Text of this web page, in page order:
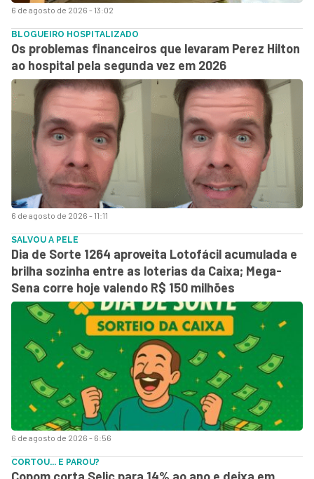
6 de agosto de 2026 - 13:02
6 de agosto de 2026 - 11:11
BLOGUEIRO HOSPITALIZADO
Os problemas financeiros que levaram Perez Hilton
ao hospital pela segunda vez em 2026
6 de agosto de 2026 - 6:56
SALVOU A PELE
Dia de Sorte 1264 aproveita Lotofácil acumulada e
brilha sozinha entre as loterias da Caixa; Mega-
Sena corre hoje valendo R$ 150 milhões
CORTOU... E PAROU?